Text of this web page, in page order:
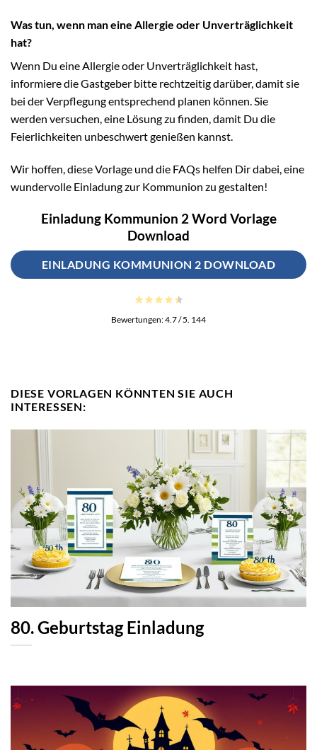
Was tun, wenn man eine Allergie oder Unverträglichkeit
hat?
Wenn Du eine Allergie oder Unverträglichkeit hast,
informiere die Gastgeber bitte rechtzeitig darüber, damit sie
bei der Verpflegung entsprechend planen können. Sie
werden versuchen, eine Lösung zu finden, damit Du die
Feierlichkeiten unbeschwert genießen kannst.
Wir hoffen, diese Vorlage und die FAQs helfen Dir dabei, eine
wundervolle Einladung zur Kommunion zu gestalten!
Einladung Kommunion 2 Word Vorlage
Download
EINLADUNG KOMMUNION 2 DOWNLOAD
Bewertungen:4.7/ 5. 144
DIESE VORLAGEN KÖNNTEN SIE AUCH
INTERESSEN:
80. Geburtstag Einladung